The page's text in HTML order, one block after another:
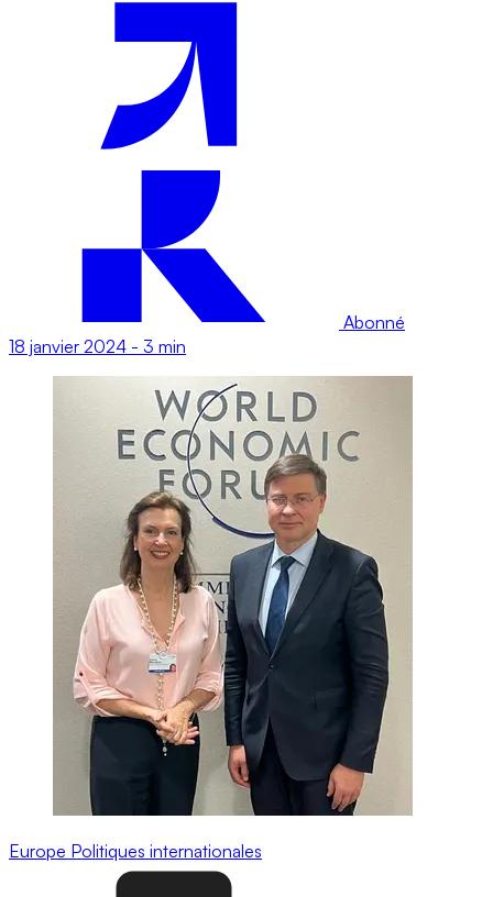
Abonné
18 janvier 2024 - 3 min
Europe Politiques internationales